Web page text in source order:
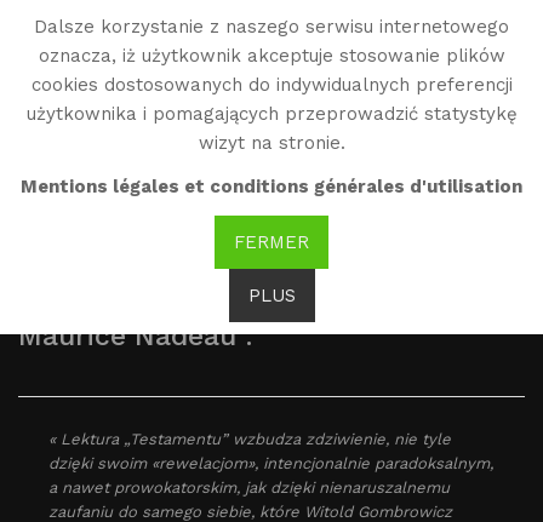
Dalsze korzystanie z naszego serwisu internetowego
oznacza, iż użytkownik akceptuje stosowanie plików
cookies dostosowanych do indywidualnych preferencji
użytkownika i pomagających przeprowadzić statystykę
wizyt na stronie.
Mentions légales et conditions générales d'utilisation
FERMER
PLUS
Witold Gombrowicz
Opinie
Maurice Nadeau :
« Lektura „Testamentu” wzbudza zdziwienie, nie tyle
dzięki swoim «rewelacjom», intencjonalnie paradoksalnym,
a nawet prowokatorskim, jak dzięki nienaruszalnemu
zaufaniu do samego siebie, które Witold Gombrowicz